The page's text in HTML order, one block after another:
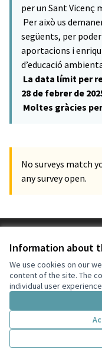
Information about
We use cookies on our
content of the site. The
individual user
per un Sant Vicenç
Per això us
següents, per
aportacions i
d’educació
La data límit per
28 de febrer de
Moltes gràcies
No surveys match
any survey open.
Cookie settings
la plataforma de
(External link)
la plataforma de
(External link)
la plataforma
(External link)
la
(External
English
Triar la llengua Elegir el
Website made withfree